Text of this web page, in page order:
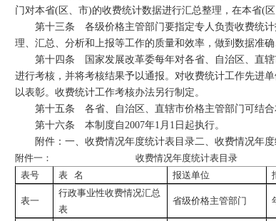
门对本省(区、市)的收费统计数据进行汇总整理，在本省(区
第十三条 各级价格主管部门要指定专人负责收费统计
理、汇总、分析和上报等工作的质量和效率，做到数据准确
第十四条 国家发展改革委每年对各省、自治区、直辖
进行考核，并将考核结果予以通报。对收费统计工作先进
以表彰。收费统计工作考核办法另行制定。
第十五条 各省、自治区、直辖市价格主管部门可结合
第十六条 本制度自2007年1月1日起执行。
附件：一、收费情况年度统计表目录二、收费情况年度
附件一： 收费情况年度统计表目录
表号
表 名 报送单位
表一
行政事业性收费情况汇总
表
省级价格主管部门